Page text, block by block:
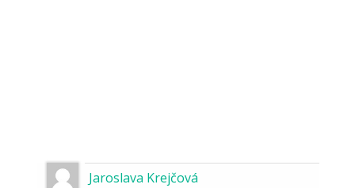
Jaroslava Krejčová